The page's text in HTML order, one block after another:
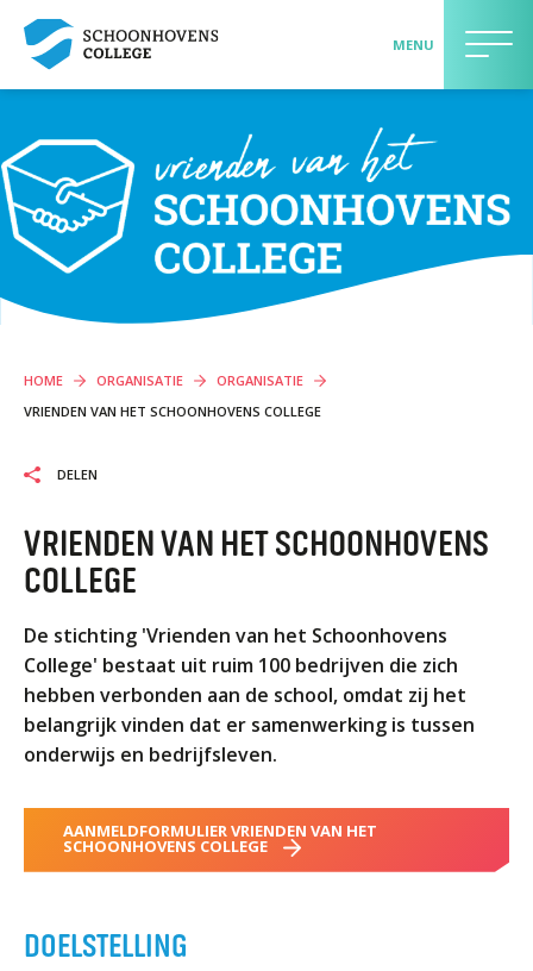
MENU
>> AANMELDEN LEERLING <<
LEERLINGEN EN OUDERS
Contact
Begeleiding
Praktische informatie
Jouw mening telt
ORGANISATIE
Locaties
Missie en visie
Organisatie
Klachten en integriteit
GROEP 8
Kennismaking / Open dagen
Schoolgids
Begeleiding
Onderwijs op vmbo-tl, havo, vwo en tweetalig vwo
HOME ORGANISATIE
ORGANISATIE
VRIENDEN VAN HET SCHOONHOVENS COLLEGE
DELEN
VRIENDEN VAN HET SCHOONHOVENS
COLLEGE
De stichting 'Vrienden van het Schoonhovens
College' bestaat uit ruim 100 bedrijven die zich
hebben verbonden aan de school, omdat zij het
belangrijk vinden dat er samenwerking is tussen
onderwijs en bedrijfsleven.
AANMELDFORMULIER VRIENDEN VAN HET
SCHOONHOVENS COLLEGE
DOELSTELLING